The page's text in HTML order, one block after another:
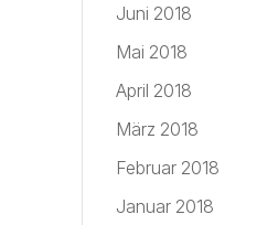
Juni 2018
Mai 2018
April 2018
März 2018
Februar 2018
Januar 2018